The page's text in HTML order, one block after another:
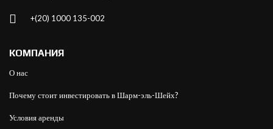
+(20) 1000 135-002
КОМПАНИЯ
О нас
Почему стоит инвестировать в Шарм-эль-Шейх?
Условия аренды